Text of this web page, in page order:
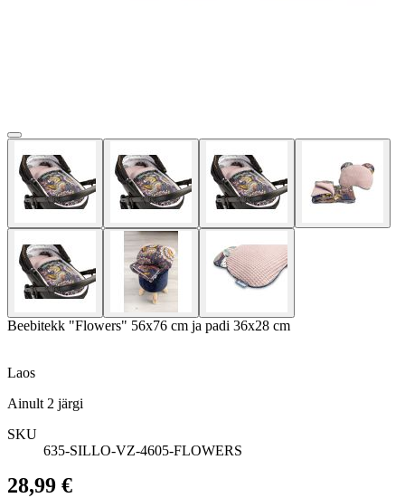
Beebitekk "Flowers" 56x76 cm ja padi 36x28 cm
Laos
Ainult 2 järgi
SKU
635-SILLO-VZ-4605-FLOWERS
28,99 €